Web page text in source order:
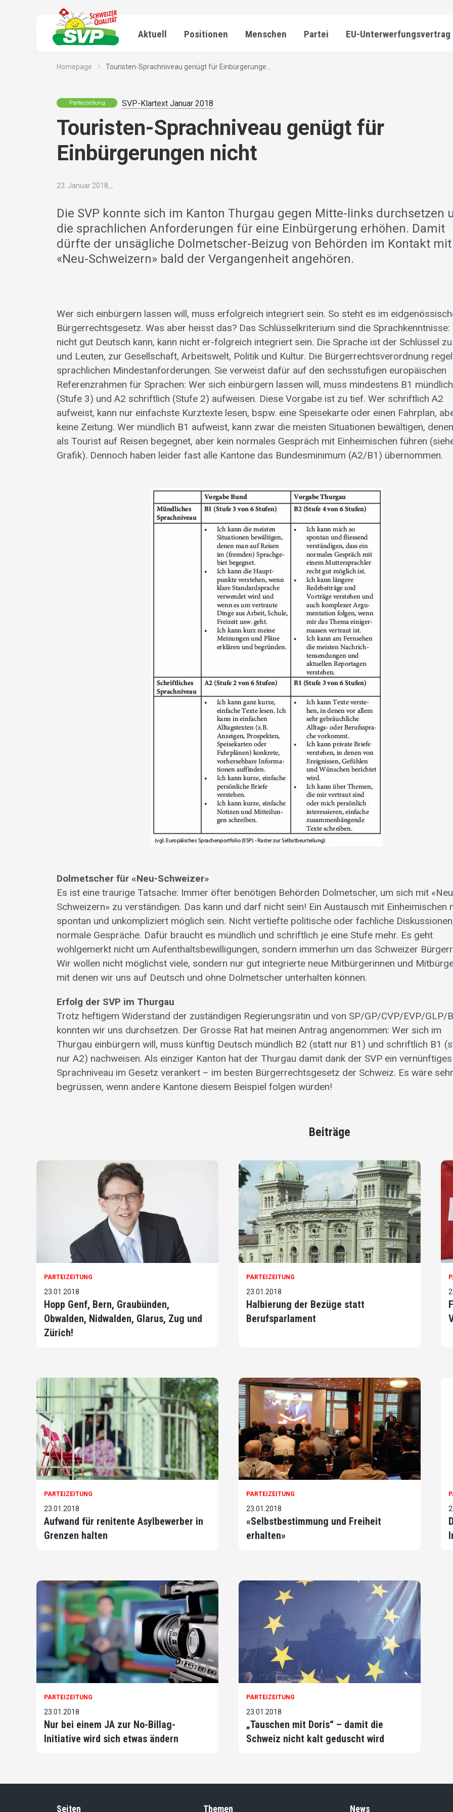
Aktuell Positionen Menschen Partei EU-Unterwerfungsvertrag
Homepage Touristen-Sprachniveau genügt für Einbürgerunge...
Parteizeitung SVP-Klartext Januar 2018
Touristen-Sprachniveau genügt für
Einbürgerungen nicht
23. Januar 2018, ,
Die SVP konnte sich im Kanton Thurgau gegen Mitte-links durchsetzen
die sprachlichen Anforderungen für eine Einbürgerung erhöhen. Damit
dürfte der unsägliche Dolmetscher-Beizug von Behörden im Kontakt mit
«Neu-Schweizern» bald der Vergangenheit angehören.
Wer sich einbürgern lassen will, muss erfolgreich integriert sein. So steht es im
Bürgerrechtsgesetz. Was aber heisst das? Das Schlüsselkriterium sind die Sprachkenntnisse:
nicht gut Deutsch kann, kann nicht er-folgreich integriert sein. Die Sprache ist der Schlüssel
und Leuten, zur Gesellschaft, Arbeitswelt, Politik und Kultur. Die Bürgerrechtsverordnung
sprachlichen Mindestanforderungen. Sie verweist dafür auf den sechsstufigen europäischen
Referenzrahmen für Sprachen: Wer sich einbürgern lassen will, muss mindestens B1 mündlich
(Stufe 3) und A2 schriftlich (Stufe 2) aufweisen. Diese Vorgabe ist zu tief. Wer schriftlich A2
aufweist, kann nur einfachste Kurztexte lesen, bspw. eine Speisekarte oder einen Fahrplan,
keine Zeitung. Wer mündlich B1 aufweist, kann zwar die meisten Situationen bewältigen,
als Tourist auf Reisen begegnet, aber kein normales Gespräch mit Einheimischen führen
Grafik). Dennoch haben leider fast alle Kantone das Bundesminimum (A2/B1) übernommen.
Dolmetscher für «Neu-Schweizer»
Es ist eine traurige Tatsache: Immer öfter benötigen Behörden Dolmetscher, um sich mit
Schweizern» zu verständigen. Das kann und darf nicht sein! Ein Austausch mit Einheimischen
spontan und unkompliziert möglich sein. Nicht vertiefte politische oder fachliche
normale Gespräche. Dafür braucht es mündlich und schriftlich je eine Stufe mehr. Es geht
wohlgemerkt nicht um Aufenthaltsbewilligungen, sondern immerhin um das Schweizer
Wir wollen nicht möglichst viele, sondern nur gut integrierte neue Mitbürgerinnen und
mit denen wir uns auf Deutsch und ohne Dolmetscher unterhalten können.
Erfolg der SVP im Thurgau
Trotz heftigem Widerstand der zuständigen Regierungsrätin und von SP/GP/CVP/EVP/GLP/
konnten wir uns durchsetzen. Der Grosse Rat hat meinen Antrag angenommen: Wer sich im
Thurgau einbürgern will, muss künftig Deutsch mündlich B2 (statt nur B1) und schriftlich B1
nur A2) nachweisen. Als einziger Kanton hat der Thurgau damit dank der SVP ein vernünftiges
Sprachniveau im Gesetz verankert – im besten Bürgerrechtsgesetz der Schweiz. Es wäre
begrüssen, wenn andere Kantone diesem Beispiel folgen würden!
Beiträge
PARTEIZEITUNG
23.01.2018
Hopp Genf, Bern, Graubünden,
Obwalden, Nidwalden, Glarus, Zug und
Zürich!
PARTEIZEITUNG
23.01.2018
Halbierung der Bezüge statt
Berufsparlament
PARTEIZEITUNG
23.01.2018
Aufwand für renitente Asylbewerber in
Grenzen halten
PARTEIZEITUNG
23.01.2018
«Selbstbestimmung und Freiheit
erhalten»
PARTEIZEITUNG
23.01.2018
Nur bei einem JA zur No-Billag-
Initiative wird sich etwas ändern
PARTEIZEITUNG
23.01.2018
„Tauschen mit Doris“ – damit die
Schweiz nicht kalt geduscht wird
Seiten Themen News